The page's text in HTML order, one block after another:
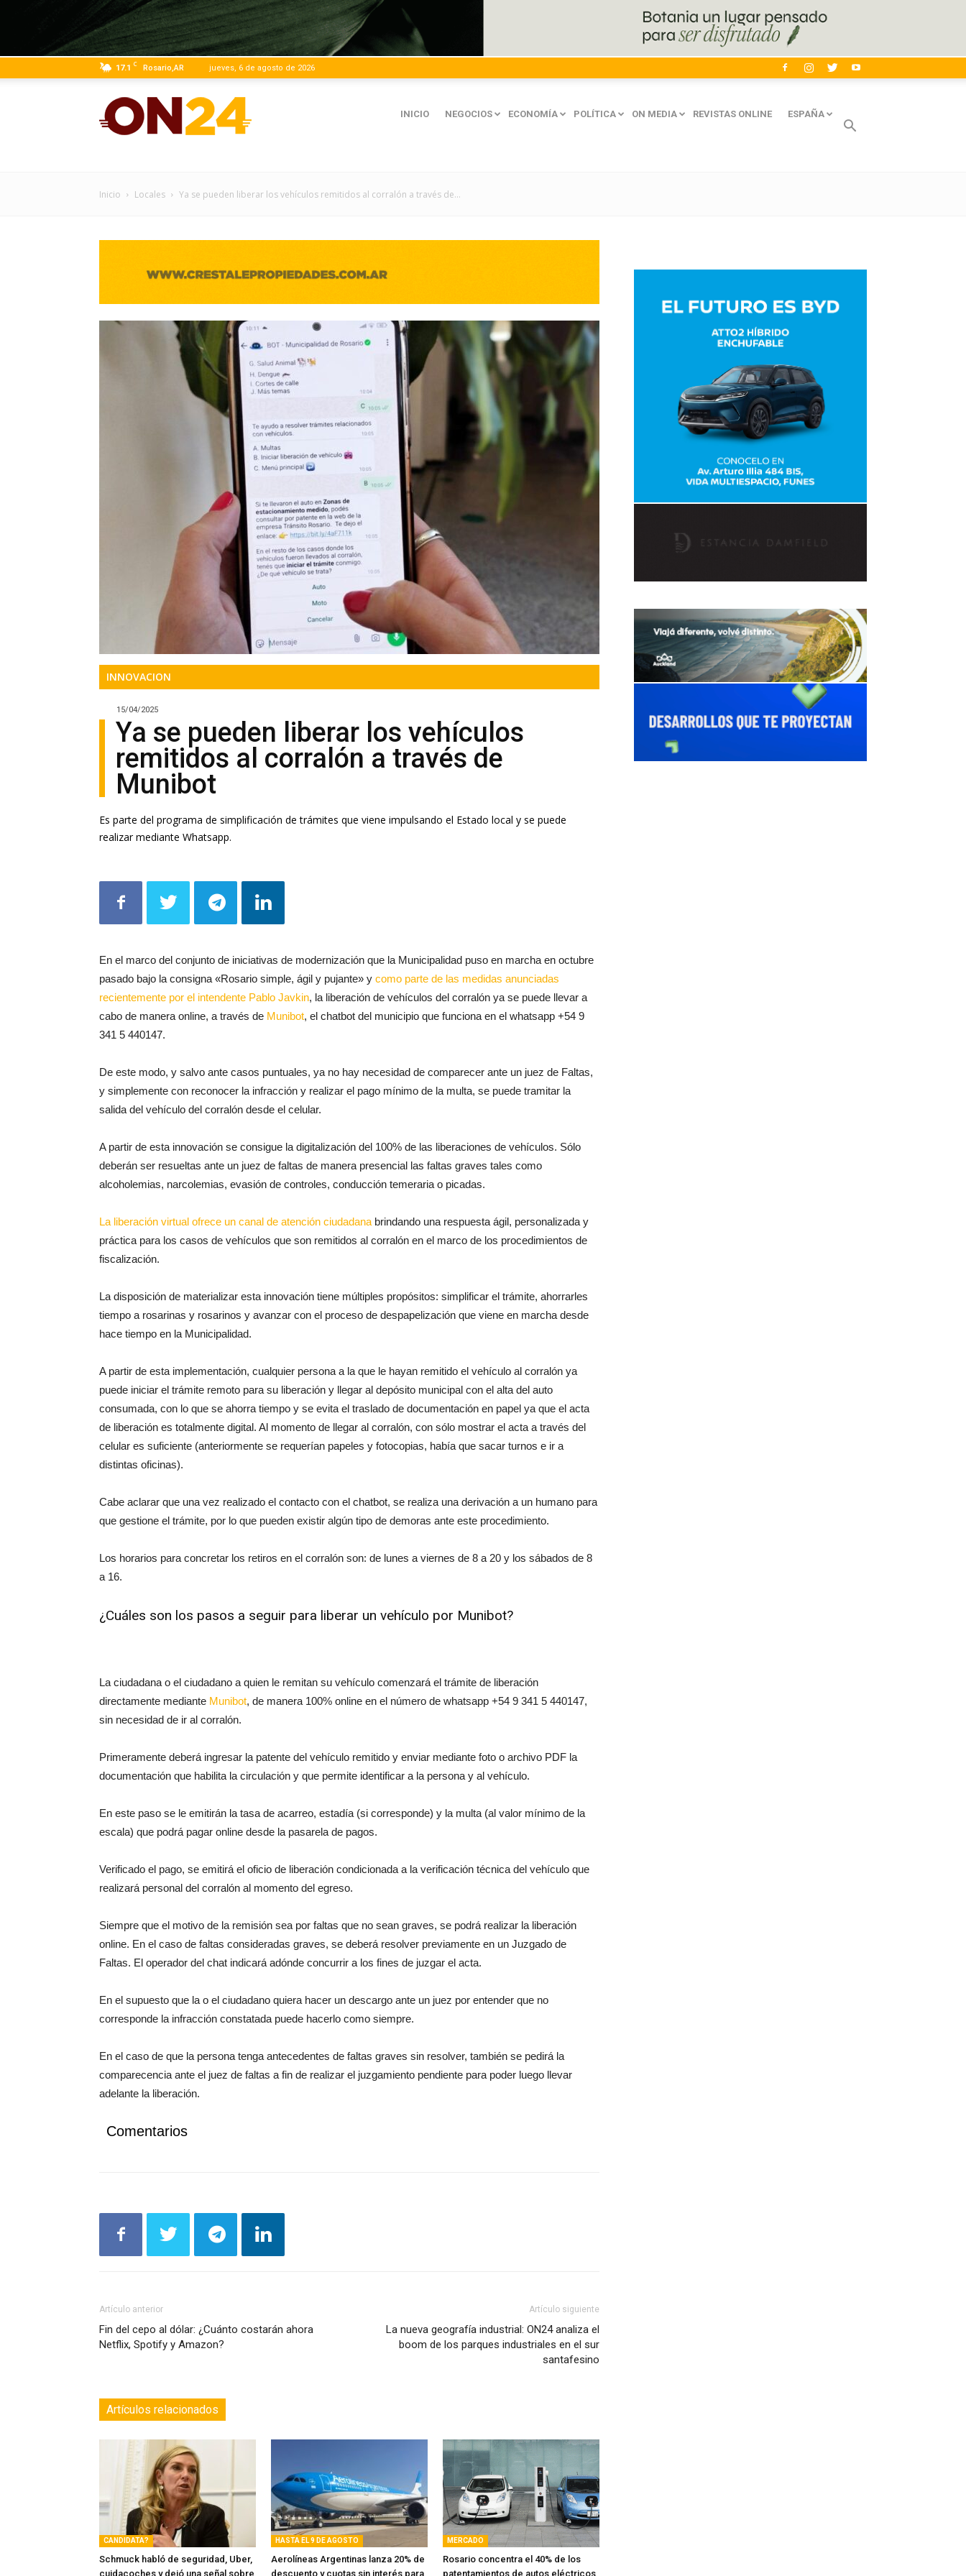
17.1 C Rosario,AR jueves, 6 de agosto de 2026
|
Información
Precisa.
Periodismo
serio
INICIO NEGOCIOS ECONOMÍA POLÍTICA ON MEDIA REVISTAS ONLINE ESPAÑA
Inicio Locales Ya se pueden liberar los vehículos remitidos al corralón a través de...
INNOVACION
15/04/2025
Ya se pueden liberar los vehículos
remitidos al corralón a través de
Munibot
Es parte del programa de simplificación de trámites que viene impulsando el Estado local y se puede
realizar mediante Whatsapp.
En el marco del conjunto de iniciativas de modernización que la Municipalidad puso en marcha en octubre
pasado bajo la consigna «Rosario simple, ágil y pujante» y como parte de las medidas anunciadas
recientemente por el intendente Pablo Javkin, la liberación de vehículos del corralón ya se puede llevar a
cabo de manera online, a través de Munibot, el chatbot del municipio que funciona en el whatsapp +54 9
341 5 440147.
De este modo, y salvo ante casos puntuales, ya no hay necesidad de comparecer ante un juez de Faltas,
y simplemente con reconocer la infracción y realizar el pago mínimo de la multa, se puede tramitar la
salida del vehículo del corralón desde el celular.
A partir de esta innovación se consigue la digitalización del 100% de las liberaciones de vehículos. Sólo
deberán ser resueltas ante un juez de faltas de manera presencial las faltas graves tales como
alcoholemias, narcolemias, evasión de controles, conducción temeraria o picadas.
La liberación virtual ofrece un canal de atención ciudadanabrindando una respuesta ágil, personalizada y
práctica para los casos de vehículos que son remitidos al corralón en el marco de los procedimientos de
fiscalización.
La disposición de materializar esta innovación tiene múltiples propósitos: simplificar el trámite, ahorrarles
tiempo a rosarinas y rosarinos y avanzar con el proceso de despapelización que viene en marcha desde
hace tiempo en la Municipalidad.
A partir de esta implementación, cualquier persona a la que le hayan remitido el vehículo al corralón ya
puede iniciar el trámite remoto para su liberación y llegar al depósito municipal con el alta del auto
consumada, con lo que se ahorra tiempo y se evita el traslado de documentación en papel ya que el acta
de liberación es totalmente digital. Al momento de llegar al corralón, con sólo mostrar el acta a través del
celular es suficiente (anteriormente se requerían papeles y fotocopias, había que sacar turnos e ir a
distintas oficinas).
Cabe aclarar que una vez realizado el contacto con el chatbot, se realiza una derivación a un humano para
que gestione el trámite, por lo que pueden existir algún tipo de demoras ante este procedimiento.
Los horarios para concretar los retiros en el corralón son: de lunes a viernes de 8 a 20 y los sábados de 8
a 16.
¿Cuáles son los pasos a seguir para liberar un vehículo por Munibot?
La ciudadana o el ciudadano a quien le remitan su vehículo comenzará el trámite de liberación
directamente mediante Munibot, de manera 100% online en el número de whatsapp +54 9 341 5 440147,
sin necesidad de ir al corralón.
Primeramente deberá ingresar la patente del vehículo remitido y enviar mediante foto o archivo PDF la
documentación que habilita la circulación y que permite identificar a la persona y al vehículo.
En este paso se le emitirán la tasa de acarreo, estadía (si corresponde) y la multa (al valor mínimo de la
escala) que podrá pagar online desde la pasarela de pagos.
Verificado el pago, se emitirá el oficio de liberación condicionada a la verificación técnica del vehículo que
realizará personal del corralón al momento del egreso.
Siempre que el motivo de la remisión sea por faltas que no sean graves, se podrá realizar la liberación
online. En el caso de faltas consideradas graves, se deberá resolver previamente en un Juzgado de
Faltas. El operador del chat indicará adónde concurrir a los fines de juzgar el acta.
En el supuesto que la o el ciudadano quiera hacer un descargo ante un juez por entender que no
corresponde la infracción constatada puede hacerlo como siempre.
En el caso de que la persona tenga antecedentes de faltas graves sin resolver, también se pedirá la
comparecencia ante el juez de faltas a fin de realizar el juzgamiento pendiente para poder luego llevar
adelante la liberación.
Comentarios
Fin del cepo al dólar: ¿Cuánto costarán ahora
Netflix, Spotify y Amazon?
Artículo siguiente
La nueva geografía industrial: ON24 analiza el
boom de los parques industriales en el sur
santafesino
Artículos relacionados
CANDIDATA?
Schmuck habló de seguridad, Uber,
HASTA EL 9 DE AGOSTO
Aerolíneas Argentinas lanza 20% de
MERCADO
Rosario concentra el 40% de los
avaliant